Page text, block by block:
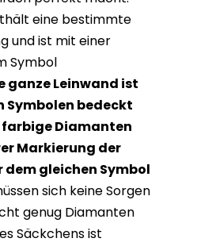
eine bestimmte
und ist mit einer
Symbol
ganze Leinwand ist
Symbolen bedeckt
farbige Diamanten
Markierung der
dem gleichen Symbol
sich keine Sorgen
genug Diamanten
Säckchens ist